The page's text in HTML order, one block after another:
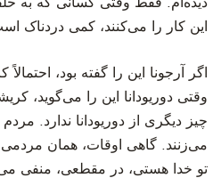
این کار را می‌کنند، کمی دردناک
‫اگر آرجونا این را گفته بود،
وقتی دوریودانا این را می‌گوید،
چیز دیگری از دوریودانا ندارد.
می‌زنند. گاهی اوقات، همان مردمی
تو خدا هستی، در مقطعی، منفی